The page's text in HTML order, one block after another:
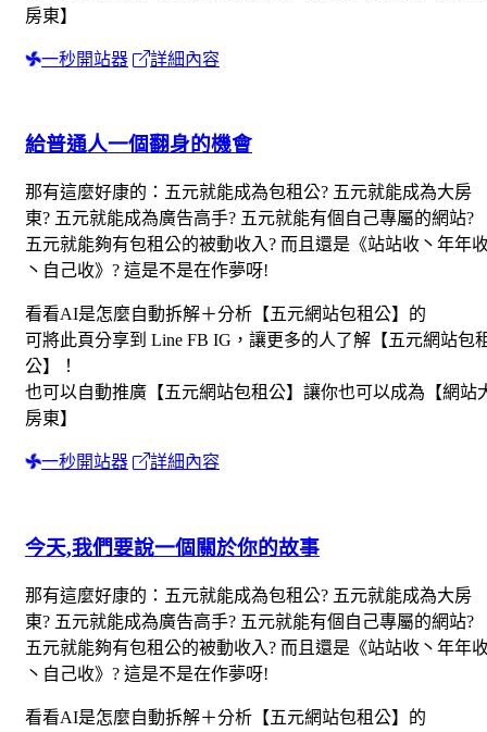
房東】
一秒開站器 詳細內容
給普通人一個翻身的機會
那有這麼好康的：五元就能成為包租公? 五元就能成為大房
東? 五元就能成為廣告高手? 五元就能有個自己專屬的網站?
五元就能夠有包租公的被動收入? 而且還是《站站收丶年年
丶自己收》? 這是不是在作夢呀!
看看AI是怎麼自動拆解＋分析【五元網站包租公】的
可將此頁分享到 Line FB IG，讓更多的人了解【五元網站包
公】！
也可以自動推廣【五元網站包租公】讓你也可以成為【網站
房東】
一秒開站器 詳細內容
今天,我們要說一個關於你的故事
那有這麼好康的：五元就能成為包租公? 五元就能成為大房
東? 五元就能成為廣告高手? 五元就能有個自己專屬的網站?
五元就能夠有包租公的被動收入? 而且還是《站站收丶年年
丶自己收》? 這是不是在作夢呀!
看看AI是怎麼自動拆解＋分析【五元網站包租公】的